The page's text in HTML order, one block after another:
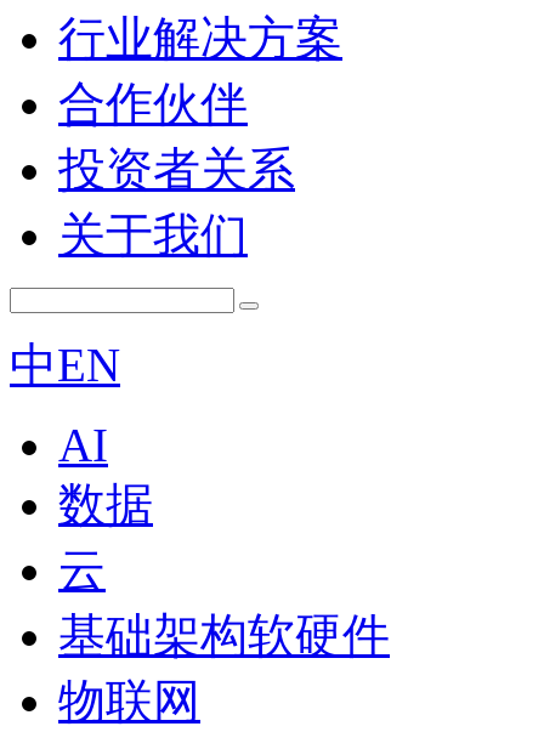
行业解决方案
合作伙伴
投资者关系
关于我们
中EN
AI
数据
云
基础架构软硬件
物联网